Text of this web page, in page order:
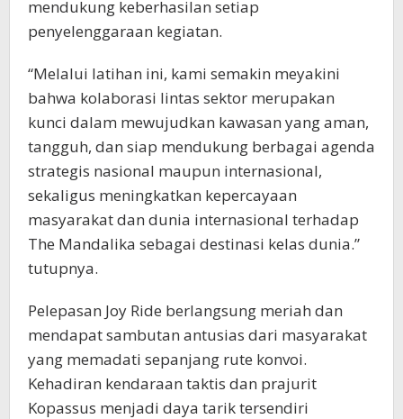
mendukung keberhasilan setiap
penyelenggaraan kegiatan.
“Melalui latihan ini, kami semakin meyakini
bahwa kolaborasi lintas sektor merupakan
kunci dalam mewujudkan kawasan yang aman,
tangguh, dan siap mendukung berbagai agenda
strategis nasional maupun internasional,
sekaligus meningkatkan kepercayaan
masyarakat dan dunia internasional terhadap
The Mandalika sebagai destinasi kelas dunia.”
tutupnya.
Pelepasan Joy Ride berlangsung meriah dan
mendapat sambutan antusias dari masyarakat
yang memadati sepanjang rute konvoi.
Kehadiran kendaraan taktis dan prajurit
Kopassus menjadi daya tarik tersendiri